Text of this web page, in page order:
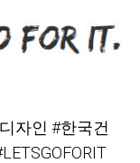
자인 #한국건